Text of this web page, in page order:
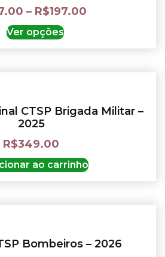
– R$197.00
Ver opções
CTSP Brigada Militar –
2025
R$349.00
ao carrinho
Bombeiros – 2026